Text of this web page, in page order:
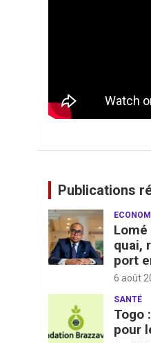
Publications
quai,
port
6 août
SANTÉ
Togo
pour